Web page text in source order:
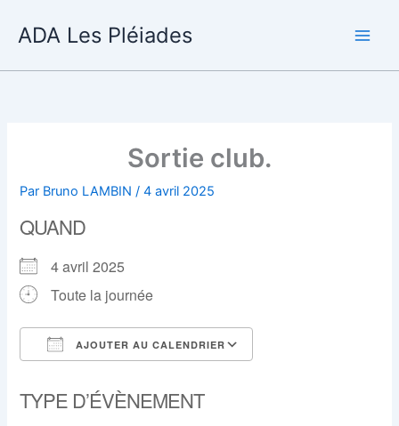
ADA Les Pléiades
Sortie club.
Par Bruno LAMBIN/4 avril 2025
QUAND
4 avril 2025
Toute la journée
AJOUTER AU CALENDRIER
TYPE D’ÉVÈNEMENT